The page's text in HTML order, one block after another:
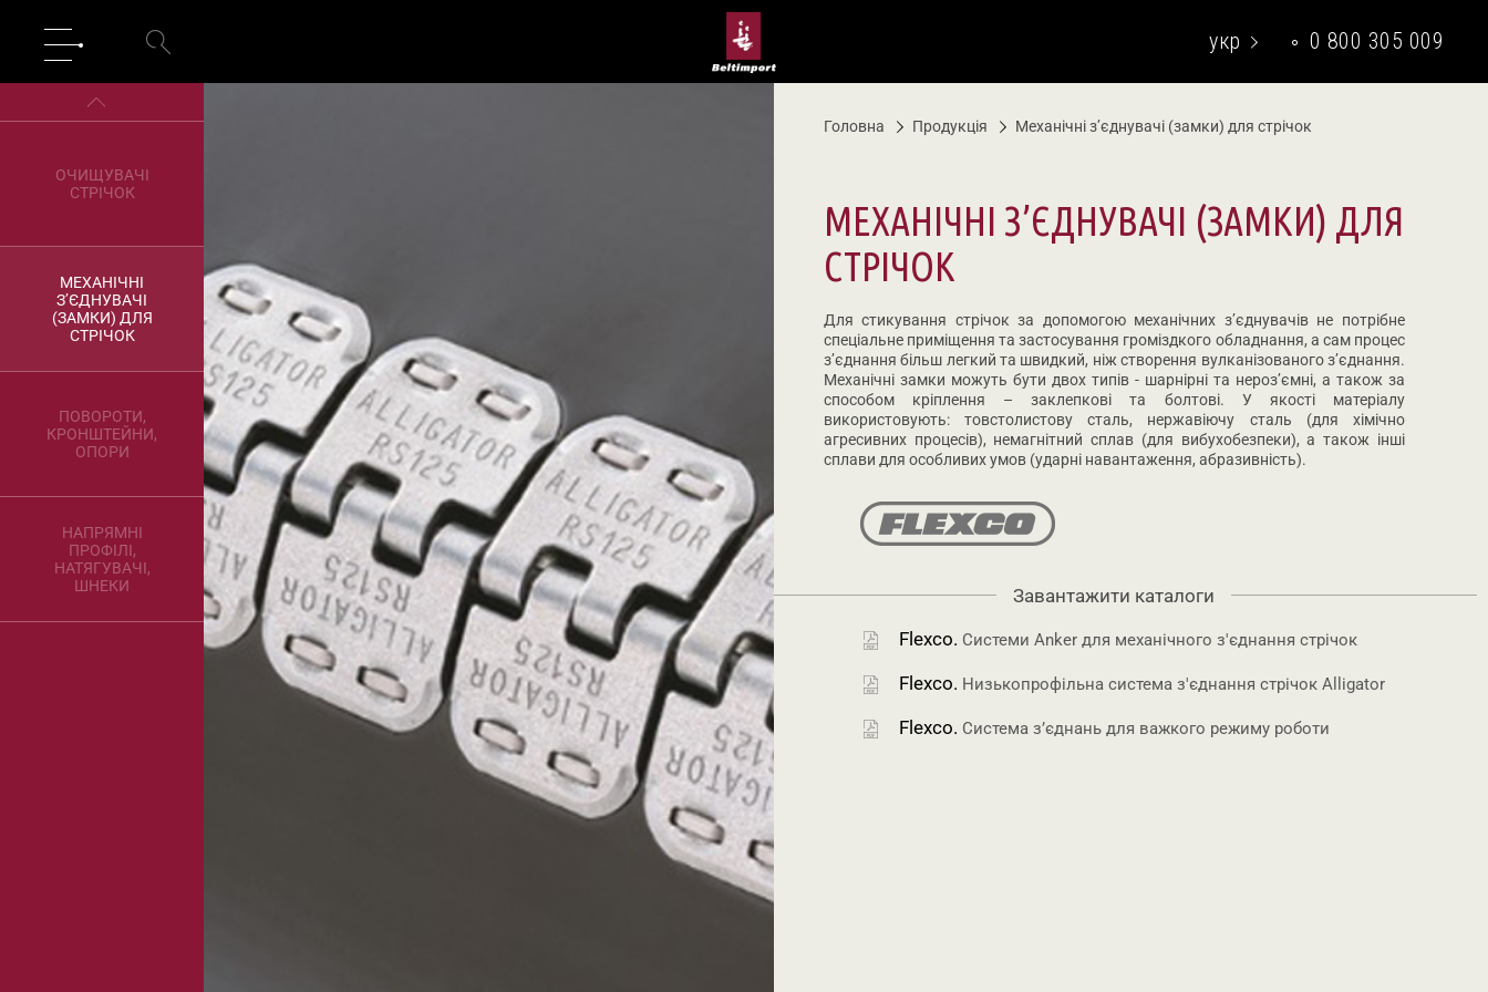
0 800 305 009
укр
ОЧИЩУВАЧІ
СТРІЧОК
МЕХАНІЧНІ
З’ЄДНУВАЧІ
(ЗАМКИ) ДЛЯ
СТРІЧОК
ПОВОРОТИ,
КРОНШТЕЙНИ,
ОПОРИ
НАПРЯМНІ
ПРОФІЛІ,
НАТЯГУВАЧІ,
ШНЕКИ
Головна Продукція Механічні з’єднувачі (замки) для стрічок
МЕХАНІЧНІ З’ЄДНУВАЧІ (ЗАМКИ) ДЛЯ
СТРІЧОК
Для стикування стрічок за допомогою механічних з’єднувачів не потрібне
спеціальне приміщення та застосування громіздкого обладнання, а сам процес
з’єднання більш легкий та швидкий, ніж створення вулканізованого з’єднання.
Механічні замки можуть бути двох типів - шарнірні та нероз’ємні, а також за
способом кріплення – заклепкові та болтові. У якості матеріалу
використовують: товстолистову сталь, нержавіючу сталь (для хімічно
агресивних процесів), немагнітний сплав (для вибухобезпеки), а також інші
сплави для особливих умов (ударні навантаження, абразивність).
Завантажити каталоги
Flexco. Системи Anker для механічного з'єднання стрічок
Flexco. Низькопрофільна система з'єднання стрічок Alligator
Flexco. Система з’єднань для важкого режиму роботи